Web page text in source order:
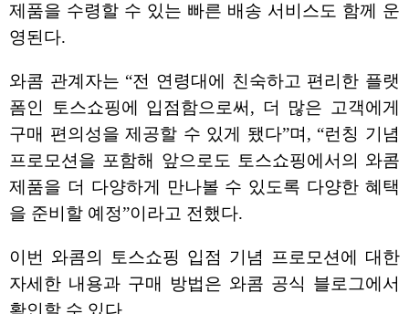
제품을 수령할 수 있는 빠른 배송 서비스도 함께 운
영된다.
와콤 관계자는 “전 연령대에 친숙하고 편리한 플랫
폼인 토스쇼핑에 입점함으로써, 더 많은 고객에게
구매 편의성을 제공할 수 있게 됐다”며, “런칭 기념
프로모션을 포함해 앞으로도 토스쇼핑에서의 와콤
제품을 더 다양하게 만나볼 수 있도록 다양한 혜택
을 준비할 예정”이라고 전했다.
이번 와콤의 토스쇼핑 입점 기념 프로모션에 대한
자세한 내용과 구매 방법은 와콤 공식 블로그에서
확인할 수 있다.